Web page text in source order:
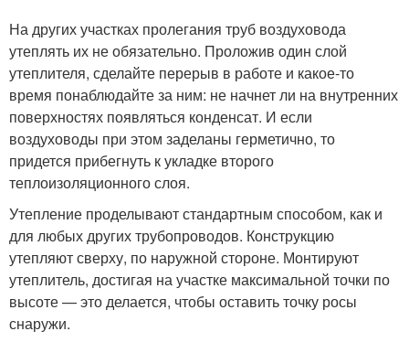
На других участках пролегания труб воздуховода
утеплять их не обязательно. Проложив один слой
утеплителя, сделайте перерыв в работе и какое-то
время понаблюдайте за ним: не начнет ли на внутренних
поверхностях появляться конденсат. И если
воздуховоды при этом заделаны герметично, то
придется прибегнуть к укладке второго
теплоизоляционного слоя.
Утепление проделывают стандартным способом, как и
для любых других трубопроводов. Конструкцию
утепляют сверху, по наружной стороне. Монтируют
утеплитель, достигая на участке максимальной точки по
высоте — это делается, чтобы оставить точку росы
снаружи.